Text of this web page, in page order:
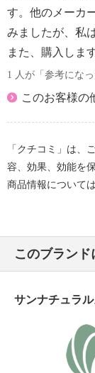
す。他のメーカ
みましたが、私
また、購入しま
1 人が「参考にな
このお客様の
「クチコミ」は、
容、効果、効能を
商品情報について
このブランド
サンナチュラ